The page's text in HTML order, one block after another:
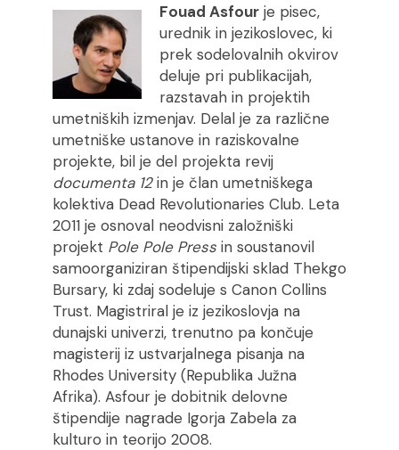
Fouad Asfourje pisec,
urednik in jezikoslovec, ki
prek sodelovalnih okvirov
deluje pri publikacijah,
razstavah in projektih
umetniških izmenjav. Delal je za različne
umetniške ustanove in raziskovalne
projekte, bil je del projekta revij
documenta 12in je član umetniškega
kolektiva Dead Revolutionaries Club. Leta
2011 je osnoval neodvisni založniški
projekt PolePole Pressin soustanovil
samoorganiziran štipendijski sklad Thekgo
Bursary, ki zdaj sodeluje s Canon Collins
Trust. Magistriral je iz jezikoslovja na
dunajski univerzi, trenutno pa končuje
magisterij iz ustvarjalnega pisanja na
Rhodes University (Republika Južna
Afrika). Asfour je dobitnik delovne
štipendije nagrade Igorja Zabela za
kulturo in teorijo 2008.